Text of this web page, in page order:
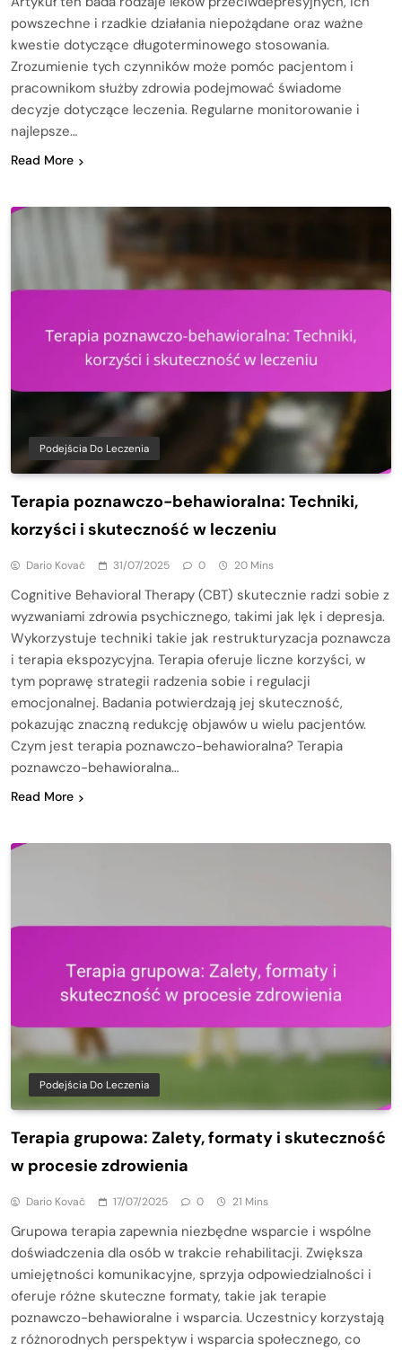
powszechne i rzadkie działania niepożądane oraz ważne
kwestie dotyczące długoterminowego stosowania.
Zrozumienie tych czynników może pomóc pacjentom i
pracownikom służby zdrowia podejmować świadome
decyzje dotyczące leczenia. Regularne monitorowanie i
najlepsze…
Read More
Podejścia Do Leczenia
Terapia poznawczo-behawioralna: Techniki,
korzyści i skuteczność w leczeniu
Dario Kovač 31/07/2025 0 20 Mins
Cognitive Behavioral Therapy (CBT) skutecznie radzi sobie z
wyzwaniami zdrowia psychicznego, takimi jak lęk i depresja.
Wykorzystuje techniki takie jak restrukturyzacja poznawcza
i terapia ekspozycyjna. Terapia oferuje liczne korzyści, w
tym poprawę strategii radzenia sobie i regulacji
emocjonalnej. Badania potwierdzają jej skuteczność,
pokazując znaczną redukcję objawów u wielu pacjentów.
Czym jest terapia poznawczo-behawioralna? Terapia
poznawczo-behawioralna…
Read More
Podejścia Do Leczenia
Terapia grupowa: Zalety, formaty i skuteczność
w procesie zdrowienia
Dario Kovač 17/07/2025 0 21 Mins
Grupowa terapia zapewnia niezbędne wsparcie i wspólne
doświadczenia dla osób w trakcie rehabilitacji. Zwiększa
umiejętności komunikacyjne, sprzyja odpowiedzialności i
oferuje różne skuteczne formaty, takie jak terapie
poznawczo-behawioralne i wsparcia. Uczestnicy korzystają
z różnorodnych perspektyw i wsparcia społecznego, co